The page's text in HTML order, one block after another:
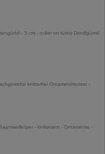
- 5 cm - ocker rot türkis Dirndlgürtel
knitterfrei Ornamentmuster -
- knitterarm - Ornamente -